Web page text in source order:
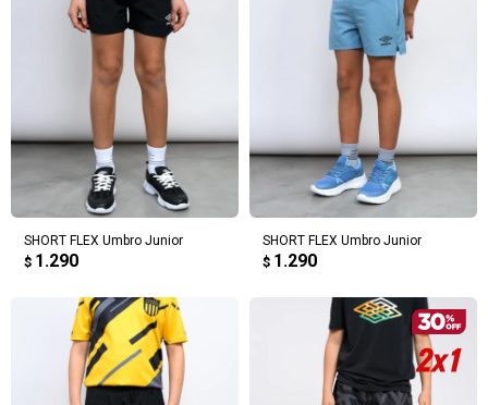
SHORT FLEX Umbro Junior
$ 1.290
SHORT FLEX Umbro Junior
$ 1.290